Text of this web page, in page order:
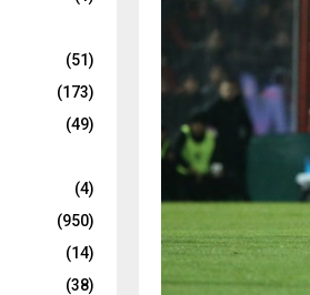
(51)
(173)
(49)
(4)
(950)
(14)
(38)